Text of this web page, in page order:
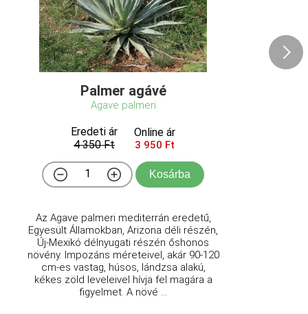
Palmer agávé
Agave palmeri
Eredeti ár
4 350 Ft
Online ár
3 950 Ft
Kosárba
Az Agave palmeri mediterrán eredetű,
Egyesült Államokban, Arizona déli részén,
Új-Mexikó délnyugati részén őshonos
növény. Impozáns méreteivel, akár 90-120
cm-es vastag, húsos, lándzsa alakú,
kékes zöld leveleivel hívja fel magára a
figyelmet. A növé ...